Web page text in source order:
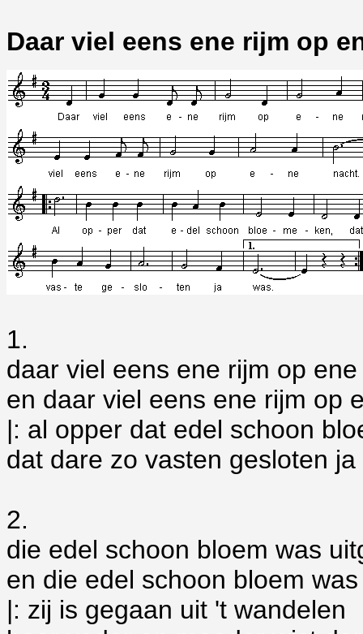
Daar viel eens ene rijm op
1.
daar viel eens ene rijm op
en daar viel eens ene rijm op
|: al opper dat edel schoon
dat dare zo vasten gesloten ja
2.
die edel schoon bloem was
en die edel schoon bloem
|: zij is gegaan uit 't wandelen